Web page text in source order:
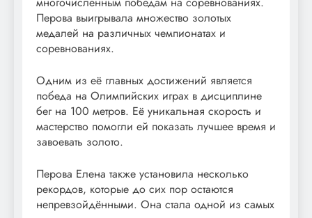
Перова выигрывала множество золотых
медалей на различных чемпионатах и
соревнованиях.
Одним из её главных достижений является
победа на Олимпийских играх в дисциплине
бег на 100 метров. Её уникальная скорость и
мастерство помогли ей показать лучшее время и
завоевать золото.
Перова Елена также установила несколько
рекордов, которые до сих пор остаются
непревзойдёнными. Она стала одной из самых